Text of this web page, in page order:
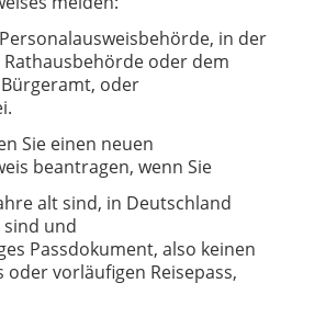
in der
Rathausbehörde oder dem
oder
Sie einen neuen
beantragen, wenn Sie
alt sind, in Deutschland
und
Passdokument, also keinen
oder vorläufigen Reisepass,